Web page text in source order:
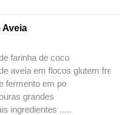
Aveia
farinha de coco
aveia em flocos glutem free
fermento em po
grandes
ingredientes .....